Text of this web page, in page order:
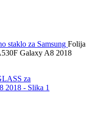
staklo za Samsung Folija
Galaxy A8 2018